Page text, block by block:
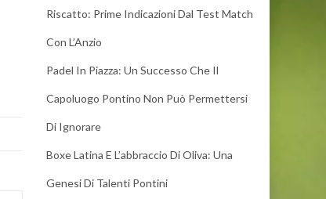
Riscatto: Prime Indicazioni Dal Test Match
Con L’Anzio
Padel In Piazza: Un Successo Che Il
Capoluogo Pontino Non Può Permettersi
Di Ignorare
Boxe Latina E L’abbraccio Di Oliva: Una
Genesi Di Talenti Pontini